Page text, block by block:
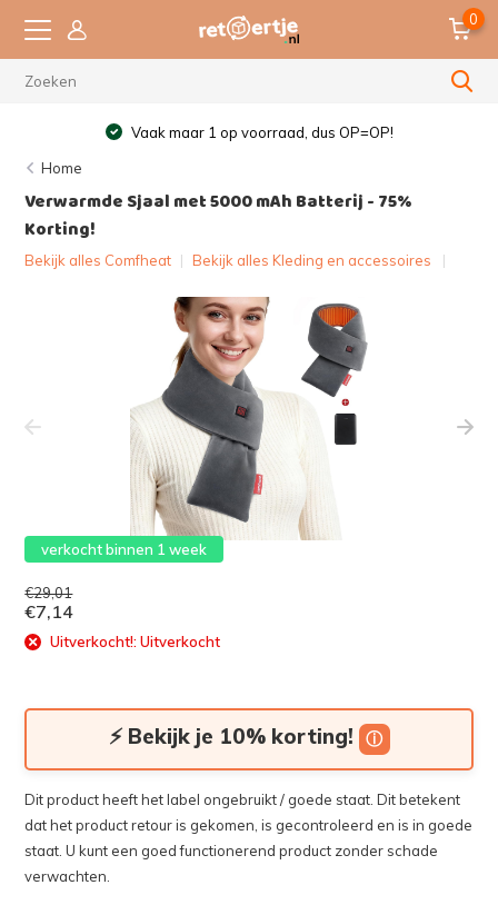
0
Vaak maar 1 op voorraad, dus OP=OP!
Home
Verwarmde Sjaal met 5000 mAh Batterij - 75%
Korting!
Bekijk alles Comfheat | Bekijk alles Kleding en accessoires
verkocht binnen 1 week
€29,01
€7,14
Uitverkocht!: Uitverkocht
⚡ Bekijk je 10% korting! ⓘ
Dit product heeft het label ongebruikt / goede staat. Dit betekent
dat het product retour is gekomen, is gecontroleerd en is in goede
staat. U kunt een goed functionerend product zonder schade
verwachten.